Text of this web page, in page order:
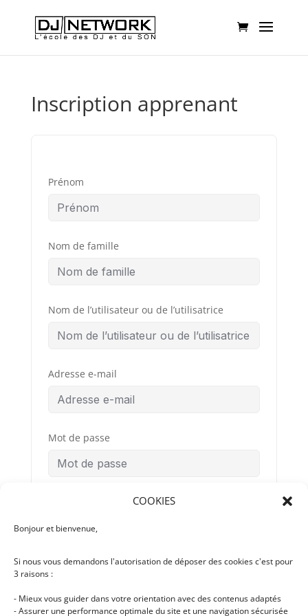
COOKIES
Bonjour et bienvenue,
Si nous vous demandons l'autorisation de déposer des cookies c'est pour
3 raisons :
- Mieux vous guider dans votre orientation avec des contenus adaptés
- Assurer une performance optimale du site et une navigation sécurisée
Inscription apprenant
Prénom
Nom de famille
Nom de l’utilisateur ou de l’utilisatrice
Adresse e-mail
Mot de passe
Confirmation du mot de passe
Conditions
d’Utilisation